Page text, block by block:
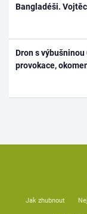
Bangladéši.
Dron s
provokace,
Jak zhubnout